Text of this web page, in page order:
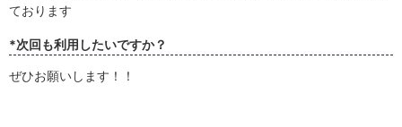
ております
*次回も利用したいですか？
ぜひお願いします！！